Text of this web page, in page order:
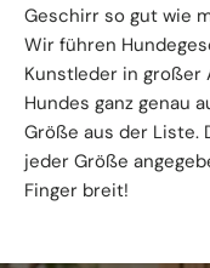
Geschirr so gut wie
Wir führen
Kunstleder in großer
Hundes ganz genau
Größe aus der Liste.
jeder Größe
Finger breit!